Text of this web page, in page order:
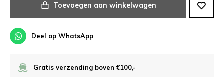
Toevoegen aan winkelwagen
Deel op WhatsApp
Gratis verzending boven €100,-